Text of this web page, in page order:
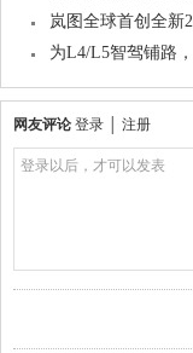
岚图全球首创全新
为L4/L5智驾铺路
网友评论 登录 注册
登录以后，才可以发表